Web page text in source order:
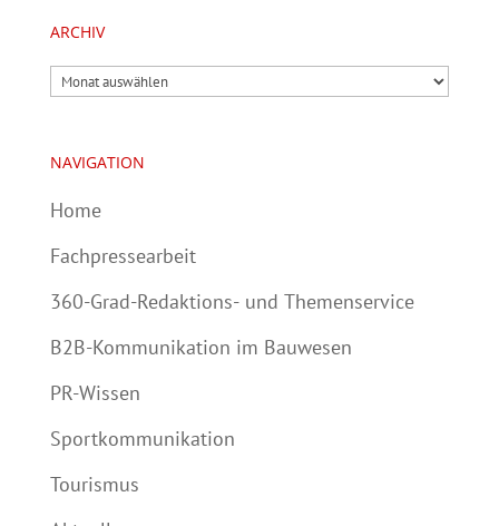
ARCHIV
Archiv
NAVIGATION
Home
Fachpressearbeit
360-Grad-Redaktions- und Themenservice
B2B-Kommunikation im Bauwesen
PR-Wissen
Sportkommunikation
Tourismus